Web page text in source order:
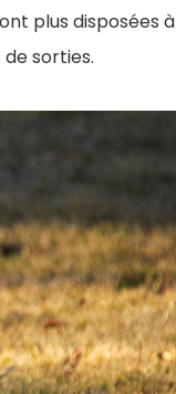
plus disposées à
sorties.